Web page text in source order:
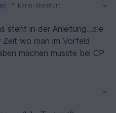
karin-steinfurt
steht in der Anleitung…die
wo man im Vorfeld
machen musste bei CP